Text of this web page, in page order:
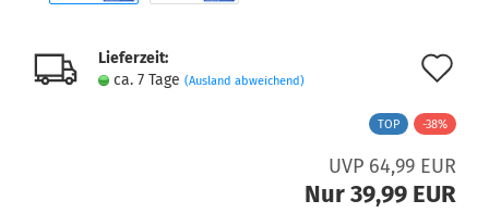
Lieferzeit:
ca. 7 Tage (Ausland abweichend)
TOP -38%
UVP 64,99 EUR
Nur 39,99 EUR